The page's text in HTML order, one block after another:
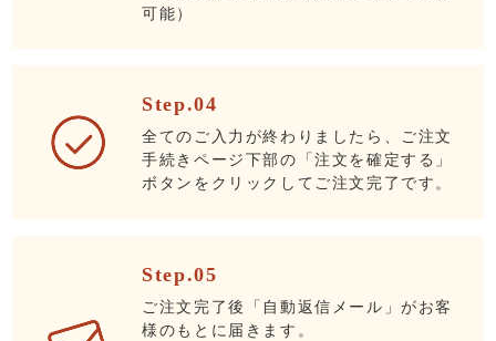
可能）
Step.04
全てのご入力が終わりましたら、ご注文
手続きページ下部の「注文を確定する」
ボタンをクリックしてご注文完了です。
Step.05
ご注文完了後「自動返信メール」がお客
様のもとに届きます。